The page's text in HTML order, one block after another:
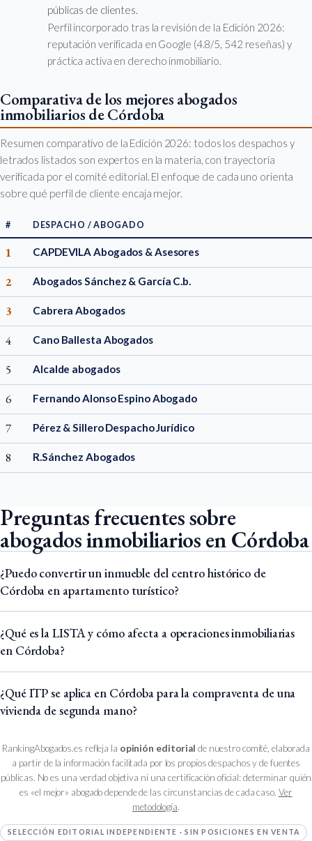
públicas de clientes.
Perfil incorporado tras la revisión de la Edición 2026:
reputación verificada en Google (4.8/5, 542 reseñas) y
práctica activa en derecho inmobiliario.
Comparativa de los mejores abogados
inmobiliarios de Córdoba
Resumen comparativo de la Edición 2026: todos los despachos y
letrados listados son expertos en la materia, con trayectoria
verificada por el comité editorial. El enfoque de cada uno orienta
sobre qué perfil de cliente encaja mejor.
# DESPACHO / ABOGADO
1 CAPDEVILA Abogados & Asesores
2 Abogados Sánchez & García C.b.
3 Cabrera Abogados
4 Cano Ballesta Abogados
5 Alcalde abogados
6 Fernando Alonso Espino Abogado
7 Pérez & Sillero Despacho Jurídico
8 R.Sánchez Abogados
Preguntas frecuentes sobre
abogados inmobiliarios en Córdoba
¿Puedo convertir un inmueble del centro histórico de
Córdoba en apartamento turístico?
¿Qué es la LISTA y cómo afecta a operaciones inmobiliarias
en Córdoba?
¿Qué ITP se aplica en Córdoba para la compraventa de una
vivienda de segunda mano?
RankingAbogados.es refleja la opinión editorial de nuestro comité, elaborada
a partir de la información facilitada por los propios despachos y de fuentes
públicas. No es una verdad objetiva ni una certificación oficial: determinar quién
es «el mejor» abogado depende de las circunstancias de cada caso. Ver
metodología.
SELECCIÓN EDITORIAL INDEPENDIENTE · SIN POSICIONES EN VENTA